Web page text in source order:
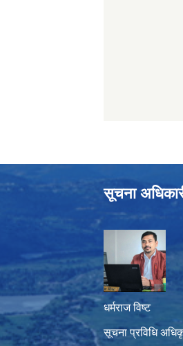
सूचना
धर्मराज विष्ट
सूचना प्रविधि